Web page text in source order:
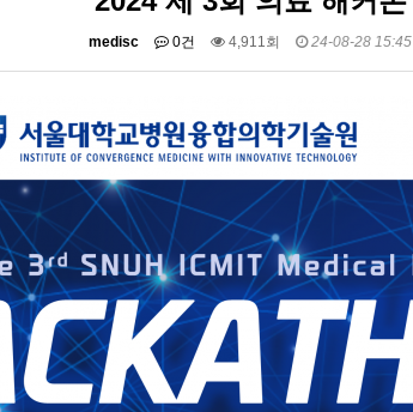
medisc 0건 4,911회 24-08-28 15:45